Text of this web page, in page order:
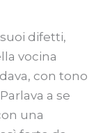
difetti,
vocina
con tono
a se
una